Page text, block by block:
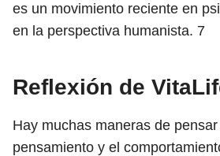
es un movimiento reciente en
en la perspectiva humanista. 7
Reflexión de
Hay muchas maneras de pensar
pensamiento y el